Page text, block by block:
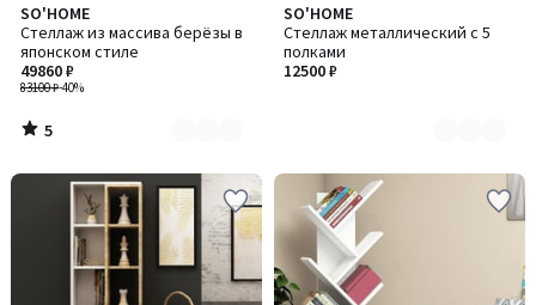
SO'HOME
Стеллаж из массива берёзы в
японском стиле
83100 ₽-40%
49860 ₽
5
/
5
Количество
цветов:
4
5
/
SO'HOME
Стеллаж металлический с 5
полками
12500 ₽
Количество
цветов:
2